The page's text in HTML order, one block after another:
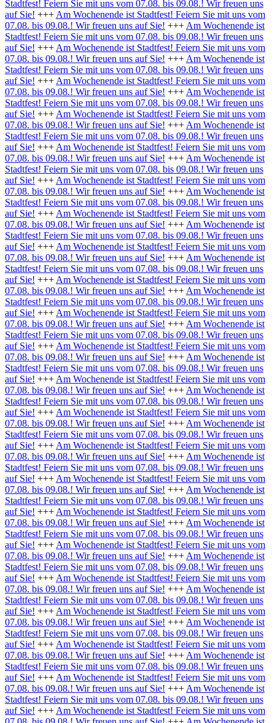
Stadtfest! Feiern Sie mit uns vom 07.08. bis 09.08.! Wir freuen uns
auf Sie! +++ Am Wochenende ist Stadtfest! Feiern Sie mit uns vom
07.08. bis 09.08.! Wir freuen uns auf Sie! +++ Am Wochenende ist
Stadtfest! Feiern Sie mit uns vom 07.08. bis 09.08.! Wir freuen uns
auf Sie! +++ Am Wochenende ist Stadtfest! Feiern Sie mit uns vom
07.08. bis 09.08.! Wir freuen uns auf Sie! +++ Am Wochenende ist
Stadtfest! Feiern Sie mit uns vom 07.08. bis 09.08.! Wir freuen uns
auf Sie! +++ Am Wochenende ist Stadtfest! Feiern Sie mit uns vom
07.08. bis 09.08.! Wir freuen uns auf Sie! +++ Am Wochenende ist
Stadtfest! Feiern Sie mit uns vom 07.08. bis 09.08.! Wir freuen uns
auf Sie! +++ Am Wochenende ist Stadtfest! Feiern Sie mit uns vom
07.08. bis 09.08.! Wir freuen uns auf Sie! +++ Am Wochenende ist
Stadtfest! Feiern Sie mit uns vom 07.08. bis 09.08.! Wir freuen uns
auf Sie! +++ Am Wochenende ist Stadtfest! Feiern Sie mit uns vom
07.08. bis 09.08.! Wir freuen uns auf Sie! +++ Am Wochenende ist
Stadtfest! Feiern Sie mit uns vom 07.08. bis 09.08.! Wir freuen uns
auf Sie! +++ Am Wochenende ist Stadtfest! Feiern Sie mit uns vom
07.08. bis 09.08.! Wir freuen uns auf Sie! +++ Am Wochenende ist
Stadtfest! Feiern Sie mit uns vom 07.08. bis 09.08.! Wir freuen uns
auf Sie! +++ Am Wochenende ist Stadtfest! Feiern Sie mit uns vom
07.08. bis 09.08.! Wir freuen uns auf Sie! +++ Am Wochenende ist
Stadtfest! Feiern Sie mit uns vom 07.08. bis 09.08.! Wir freuen uns
auf Sie! +++ Am Wochenende ist Stadtfest! Feiern Sie mit uns vom
07.08. bis 09.08.! Wir freuen uns auf Sie! +++ Am Wochenende ist
Stadtfest! Feiern Sie mit uns vom 07.08. bis 09.08.! Wir freuen uns
auf Sie! +++ Am Wochenende ist Stadtfest! Feiern Sie mit uns vom
07.08. bis 09.08.! Wir freuen uns auf Sie! +++ Am Wochenende ist
Stadtfest! Feiern Sie mit uns vom 07.08. bis 09.08.! Wir freuen uns
auf Sie! +++ Am Wochenende ist Stadtfest! Feiern Sie mit uns vom
07.08. bis 09.08.! Wir freuen uns auf Sie! +++ Am Wochenende ist
Stadtfest! Feiern Sie mit uns vom 07.08. bis 09.08.! Wir freuen uns
auf Sie! +++ Am Wochenende ist Stadtfest! Feiern Sie mit uns vom
07.08. bis 09.08.! Wir freuen uns auf Sie! +++ Am Wochenende ist
Stadtfest! Feiern Sie mit uns vom 07.08. bis 09.08.! Wir freuen uns
auf Sie! +++ Am Wochenende ist Stadtfest! Feiern Sie mit uns vom
07.08. bis 09.08.! Wir freuen uns auf Sie! +++ Am Wochenende ist
Stadtfest! Feiern Sie mit uns vom 07.08. bis 09.08.! Wir freuen uns
auf Sie! +++ Am Wochenende ist Stadtfest! Feiern Sie mit uns vom
07.08. bis 09.08.! Wir freuen uns auf Sie! +++ Am Wochenende ist
Stadtfest! Feiern Sie mit uns vom 07.08. bis 09.08.! Wir freuen uns
auf Sie! +++ Am Wochenende ist Stadtfest! Feiern Sie mit uns vom
07.08. bis 09.08.! Wir freuen uns auf Sie! +++ Am Wochenende ist
Stadtfest! Feiern Sie mit uns vom 07.08. bis 09.08.! Wir freuen uns
auf Sie! +++ Am Wochenende ist Stadtfest! Feiern Sie mit uns vom
07.08. bis 09.08.! Wir freuen uns auf Sie! +++ Am Wochenende ist
Stadtfest! Feiern Sie mit uns vom 07.08. bis 09.08.! Wir freuen uns
auf Sie! +++ Am Wochenende ist Stadtfest! Feiern Sie mit uns vom
07.08. bis 09.08.! Wir freuen uns auf Sie! +++ Am Wochenende ist
Stadtfest! Feiern Sie mit uns vom 07.08. bis 09.08.! Wir freuen uns
auf Sie! +++ Am Wochenende ist Stadtfest! Feiern Sie mit uns vom
07.08. bis 09.08.! Wir freuen uns auf Sie! +++ Am Wochenende ist
Stadtfest! Feiern Sie mit uns vom 07.08. bis 09.08.! Wir freuen uns
auf Sie! +++ Am Wochenende ist Stadtfest! Feiern Sie mit uns vom
07.08. bis 09.08.! Wir freuen uns auf Sie! +++ Am Wochenende ist
Stadtfest! Feiern Sie mit uns vom 07.08. bis 09.08.! Wir freuen uns
auf Sie! +++ Am Wochenende ist Stadtfest! Feiern Sie mit uns vom
07.08. bis 09.08.! Wir freuen uns auf Sie! +++ Am Wochenende ist
Stadtfest! Feiern Sie mit uns vom 07.08. bis 09.08.! Wir freuen uns
auf Sie! +++ Am Wochenende ist Stadtfest! Feiern Sie mit uns vom
07.08. bis 09.08.! Wir freuen uns auf Sie! +++ Am Wochenende ist
Stadtfest! Feiern Sie mit uns vom 07.08. bis 09.08.! Wir freuen uns
auf Sie! +++ Am Wochenende ist Stadtfest! Feiern Sie mit uns vom
07.08. bis 09.08.! Wir freuen uns auf Sie! +++ Am Wochenende ist
Stadtfest! Feiern Sie mit uns vom 07.08. bis 09.08.! Wir freuen uns
auf Sie! +++ Am Wochenende ist Stadtfest! Feiern Sie mit uns vom